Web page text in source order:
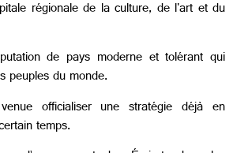
régionale de la culture, de l'art et du
de pays moderne et tolérant qui
peuples du monde.
officialiser une stratégie déjà en
temps.